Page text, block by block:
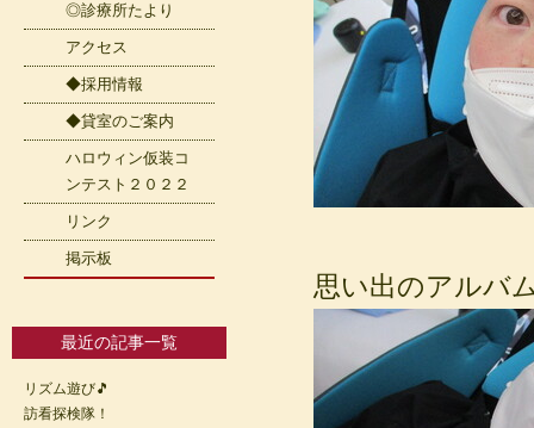
思い出のアルバ
◎診療所たより
アクセス
◆採用情報
◆貸室のご案内
ハロウィン仮装コ
ンテスト２０２２
リンク
掲示板
最近の記事一覧
リズム遊び🎵
訪看探検隊！